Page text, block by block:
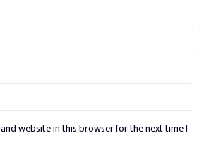
and website in this browser for the next time I